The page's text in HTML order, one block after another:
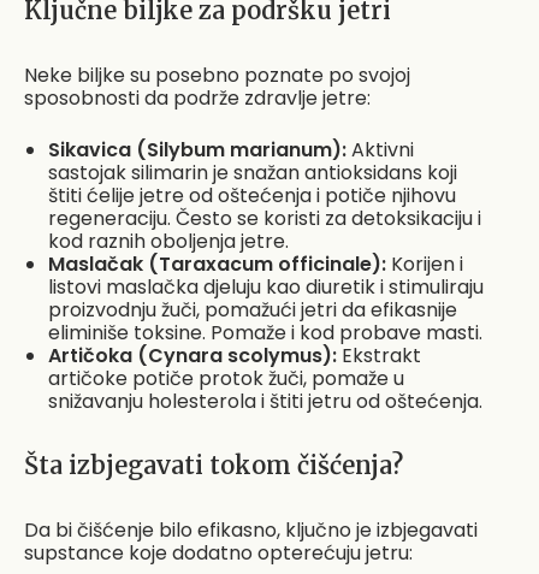
Ključne biljke za podršku jetri
Neke biljke su posebno poznate po svojoj
sposobnosti da podrže zdravlje jetre:
Sikavica (Silybum marianum):Aktivni
sastojak silimarin je snažan antioksidans koji
štiti ćelije jetre od oštećenja i potiče njihovu
regeneraciju. Često se koristi za detoksikaciju i
kod raznih oboljenja jetre.
Maslačak (Taraxacum officinale): Korijen i
listovi maslačka djeluju kao diuretik i stimuliraju
proizvodnju žuči, pomažući jetri da efikasnije
eliminiše toksine. Pomaže i kod probave masti.
Artičoka (Cynara scolymus): Ekstrakt
artičoke potiče protok žuči, pomaže u
snižavanju holesterola i štiti jetru od oštećenja.
Šta izbjegavati tokom čišćenja?
Da bi čišćenje bilo efikasno, ključno je izbjegavati
supstance koje dodatno opterećuju jetru: